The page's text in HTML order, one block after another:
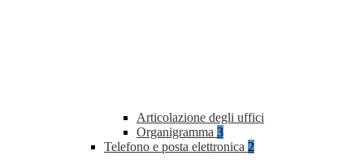
Articolazione degli uffici
Organigramma 3
Telefono e posta elettronica 2